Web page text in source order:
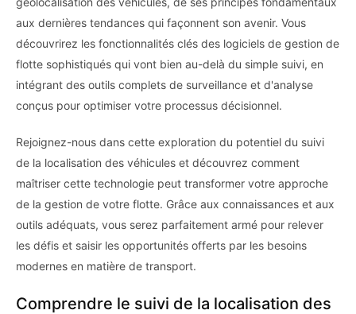
aux dernières tendances qui façonnent son avenir. Vous
découvrirez les fonctionnalités clés des logiciels de gestion de
flotte sophistiqués qui vont bien au-delà du simple suivi, en
intégrant des outils complets de surveillance et d'analyse
conçus pour optimiser votre processus décisionnel.
Rejoignez-nous dans cette exploration du potentiel du suivi
de la localisation des véhicules et découvrez comment
maîtriser cette technologie peut transformer votre approche
de la gestion de votre flotte. Grâce aux connaissances et aux
outils adéquats, vous serez parfaitement armé pour relever
les défis et saisir les opportunités offerts par les besoins
modernes en matière de transport.
Comprendre le suivi de la localisation des